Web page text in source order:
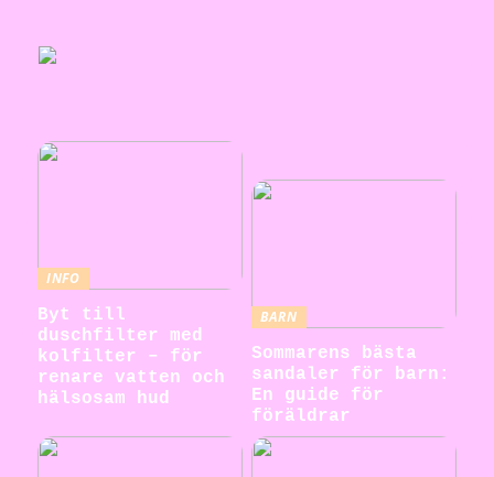
INFO
Byt till
duschfilter med
kolfilter – för
renare vatten och
hälsosam hud
BARN
Sommarens bästa
sandaler för barn:
En guide för
föräldrar